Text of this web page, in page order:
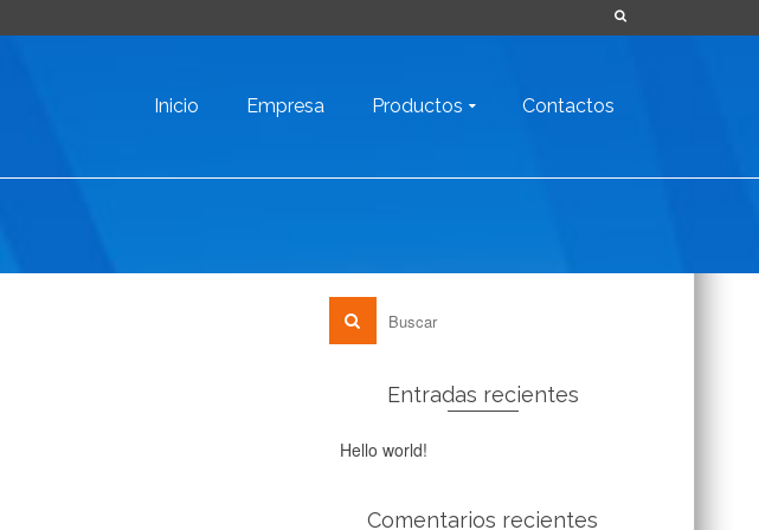
Inicio Empresa Productos Contactos
Entradas recientes
Hello world!
Comentarios recientes